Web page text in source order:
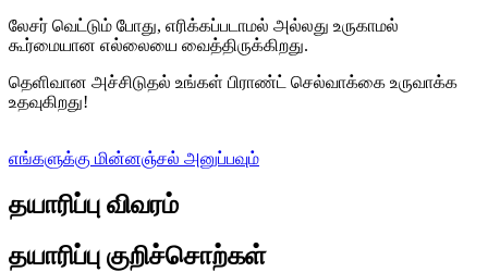
லேசர் வெட்டும் போது, ​​எரிக்கப்படாமல் அல்லது உருகாமல்
கூர்மையான எல்லையை வைத்திருக்கிறது.
தெளிவான அச்சிடுதல் உங்கள் பிராண்ட் செல்வாக்கை உருவாக்க
உதவுகிறது!
எங்களுக்கு மின்னஞ்சல் அனுப்பவும்
தயாரிப்பு விவரம்
தயாரிப்பு குறிச்சொற்கள்